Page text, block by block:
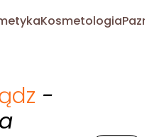
Kosmetologia
-